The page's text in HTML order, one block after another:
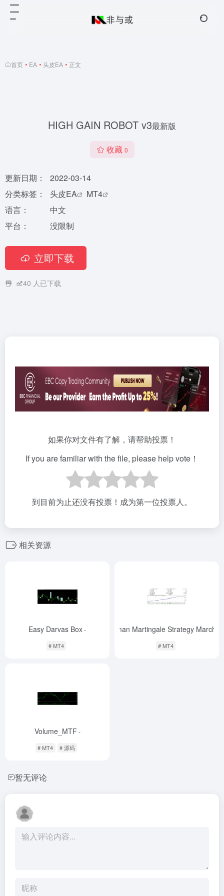
首页 • EA • 头皮EA • 正文
HIGH GAIN ROBOT v3最新版
收藏 0
更新日期：
2022-03-14
分类标签：
头皮EA
MT4
语言：
中文
平台：
没限制
立即下载
40 人已下载
如果你对文件有了解，请帮助投票！
If you are familiar with the file, please help vote！
到目前为止还没有投票！成为第一位投票人。
相关资源
Easy Darvas Box-
# MT4
EA Zaman Martingale Strategy March
# MT4
Volume_MTF -
# MT4 # 源码
暂无评论